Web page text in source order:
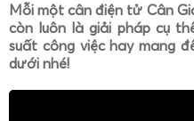
Mỗi một cân điện tử Cân
còn luôn là giải pháp cụ
suất công việc hay mang
dưới nhé!